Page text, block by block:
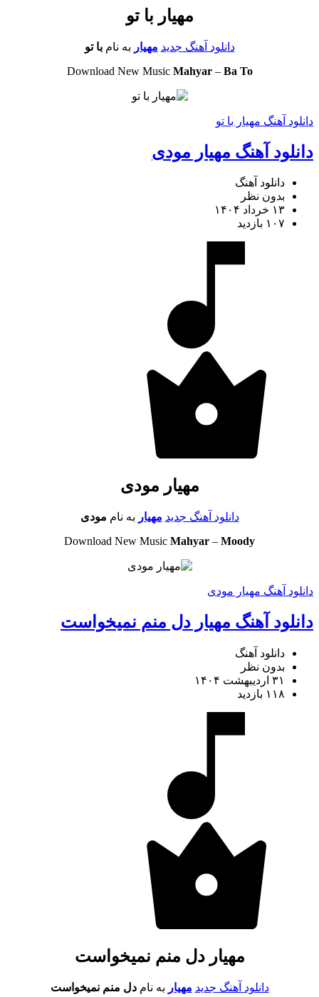
مهیار با تو
دانلود آهنگ جدید مهیار به نامبا تو
Download New Music Mahyar– Ba To
دانلود آهنگ مهیار با تو
دانلود آهنگ مهیار مودی
دانلود آهنگ
بدون نظر
۱۳ خرداد ۱۴۰۴
۱۰۷ بازدید
مهیار مودی
دانلود آهنگ جدید مهیار به نام مودی
Download New Music Mahyar – Moody
دانلود آهنگ مهیار مودی
دانلود آهنگ مهیار دل منم نمیخواست
دانلود آهنگ
بدون نظر
۳۱ اردیبهشت ۱۴۰۴
۱۱۸ بازدید
مهیار دل منم نمیخواست
دانلود آهنگ جدید مهیار به نامدل منم نمیخواست